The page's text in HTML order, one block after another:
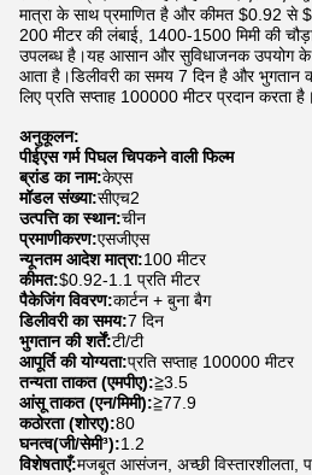
मात्रा के साथ प्रमाणित है और कीमत $0.92 से
200 मीटर की लंबाई, 1400-1500 मिमी की
उपलब्ध है।यह आसान और सुविधाजनक उपयोग के
आता है।डिलीवरी का समय 7 दिन है और भुगतान
लिए प्रति सप्ताह 100000 मीटर प्रदान करता है।
अनुकूलन:
पीईएस गर्म पिघल चिपकने वाली फिल्म
ब्रांड का नाम:केएस
मॉडल संख्या:सीएच2
उत्पत्ति का स्थान:चीन
प्रमाणीकरण:एसजीएस
न्यूनतम आदेश मात्रा:100 मीटर
कीमत:$0.92-1.1 प्रति मीटर
पैकेजिंग विवरण:कार्टन + बुना बैग
डिलीवरी का समय:7 दिन
भुगतान की शर्तें:टी/टी
आपूर्ति की योग्यता:प्रति सप्ताह 100000 मीटर
तन्यता ताकत (एमपीए):≧3.5
आंसू ताकत (एन/मिमी):≧77.9
कठोरता (शोरए):80
घनत्व(जी/सेमी³):1.2
विशेषताएँ:मजबूत आसंजन, अच्छी विस्तारशीलता,